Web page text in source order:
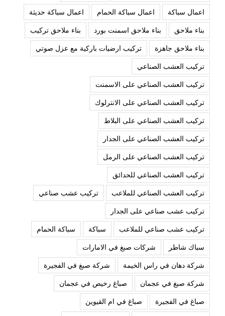
اعمال سباكة
اعمال سباكة الحمام
اعمال سباكة حديثة
بناء ملاحق
بناء ملاحق اسمنت بورد
بناء ملاحق تركيب
بناء ملاحق جاهزة
تركيب ارضيات باركية مع عزل صوتي
تركيب العشب الصناعي
تركيب العشب الصناعي على الاسمنت
تركيب العشب الصناعي على الانترلوك
تركيب العشب الصناعي على البلاط
تركيب العشب الصناعي على الجدار
تركيب العشب الصناعي على الرمل
تركيب العشب الصناعي للحدائق
تركيب العشب الصناعي للملاعب
تركيب عشب صناعي
تركيب عشب صناعي على الجدار
تركيب عشب صناعي للملاعب
سباكة
سباكة الحمام
سباك شاطر
شركات صبغ في الامارات
شركة دهان في راس الخيمة
شركة صبغ في الفجيرة
شركة صبغ في عجمان
صباغ رخيص في عجمان
صباغ في الفجيرة
صباغ في ام القيوين